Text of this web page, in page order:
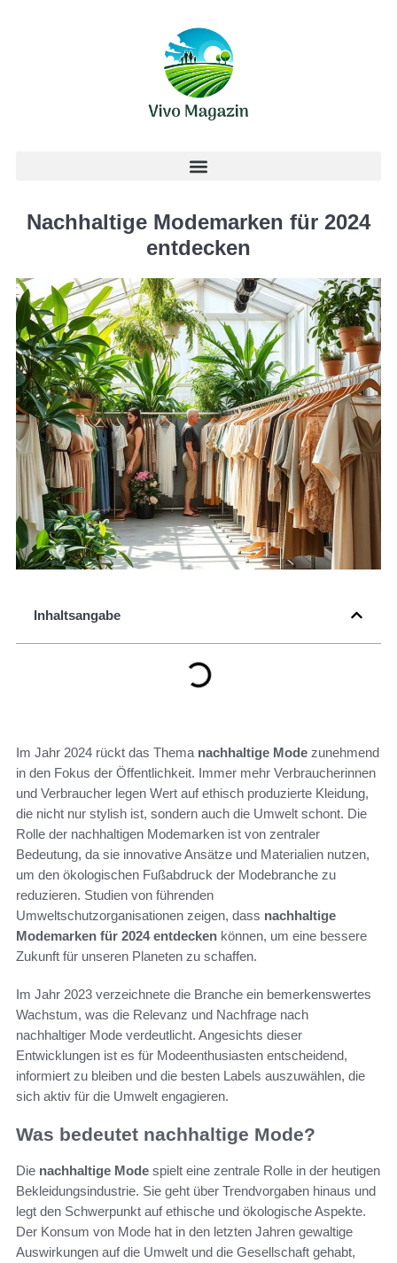
Nachhaltige Modemarken für 2024
entdecken
Inhaltsangabe
Im Jahr 2024 rückt das Thema nachhaltige Mode zunehmend
in den Fokus der Öffentlichkeit. Immer mehr Verbraucherinnen
und Verbraucher legen Wert auf ethisch produzierte Kleidung,
die nicht nur stylish ist, sondern auch die Umwelt schont. Die
Rolle der nachhaltigen Modemarken ist von zentraler
Bedeutung, da sie innovative Ansätze und Materialien nutzen,
um den ökologischen Fußabdruck der Modebranche zu
reduzieren. Studien von führenden
Umweltschutzorganisationen zeigen, dass nachhaltige
Modemarken für 2024 entdecken können, um eine bessere
Zukunft für unseren Planeten zu schaffen.
Im Jahr 2023 verzeichnete die Branche ein bemerkenswertes
Wachstum, was die Relevanz und Nachfrage nach
nachhaltiger Mode verdeutlicht. Angesichts dieser
Entwicklungen ist es für Modeenthusiasten entscheidend,
informiert zu bleiben und die besten Labels auszuwählen, die
sich aktiv für die Umwelt engagieren.
Was bedeutet nachhaltige Mode?
Die nachhaltige Mode spielt eine zentrale Rolle in der heutigen
Bekleidungsindustrie. Sie geht über Trendvorgaben hinaus und
legt den Schwerpunkt auf ethische und ökologische Aspekte.
Der Konsum von Mode hat in den letzten Jahren gewaltige
Auswirkungen auf die Umwelt und die Gesellschaft gehabt,